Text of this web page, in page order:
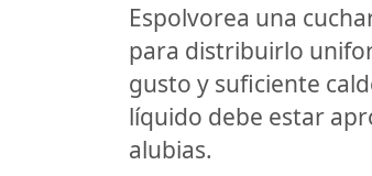
Espolvorea una
para distribuirlo
gusto y suficiente
líquido debe estar
alubias.